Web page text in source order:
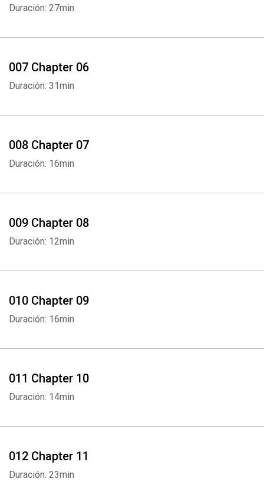
Duración: 27min
007 Chapter 06
Duración: 31min
008 Chapter 07
Duración: 16min
009 Chapter 08
Duración: 12min
010 Chapter 09
Duración: 16min
011 Chapter 10
Duración: 14min
012 Chapter 11
Duración: 23min